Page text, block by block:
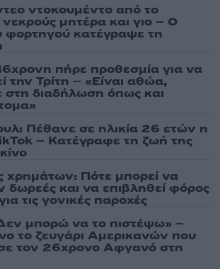
ντοκουμέντο από το
μητέρα και γιο – Ο
φορτηγού κατέγραψε τη
πήρε προθεσμία για να
την Τρίτη – «Είναι αθώα,
στη διαδήλωση όπως και
Πέθανε σε ηλικία 26 ετών η
– Kατέγραφε τη ζωή της
χρημάτων: Πότε μπορεί να
και να επιβληθεί φόρος
τις γονικές παροχές
μπορώ να το πιστέψω» –
το ζευγάρι Αμερικανών που
τον 26χρονο Αφγανό στη